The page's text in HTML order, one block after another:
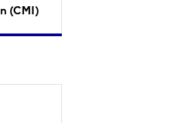
(CMI)